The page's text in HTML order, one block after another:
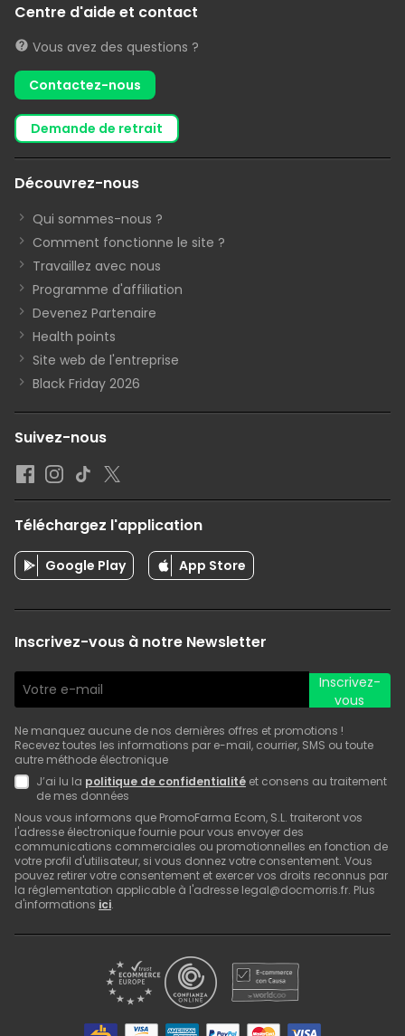
Centre d'aide et contact
Vous avez des questions ?
Contactez-nous
demande de retrait
Découvrez-nous
Qui sommes-nous ?
Comment fonctionne le site ?
Travaillez avec nous
Programme d'affiliation
Devenez Partenaire
Health points
Site web de l'entreprise
Black Friday 2026
Suivez-nous
Téléchargez l'application
Google Play App Store
Inscrivez-vous à notre Newsletter
Inscrivez-
vous
Ne manquez aucune de nos dernières offres et promotions !
Recevez toutes les informations par e-mail, courrier, SMS ou toute
autre méthode électronique
J’ai lu la politique de confidentialité et consens au traitement
de mes données
Nous vous informons que PromoFarma Ecom, S.L. traiteront vos
l'adresse électronique fournie pour vous envoyer des
communications commerciales ou promotionnelles en fonction de
votre profil d'utilisateur, si vous donnez votre consentement. Vous
pouvez retirer votre consentement et exercer vos droits reconnus par
la réglementation applicable à l'adresse legal@docmorris.fr. Plus
d'informations ici.